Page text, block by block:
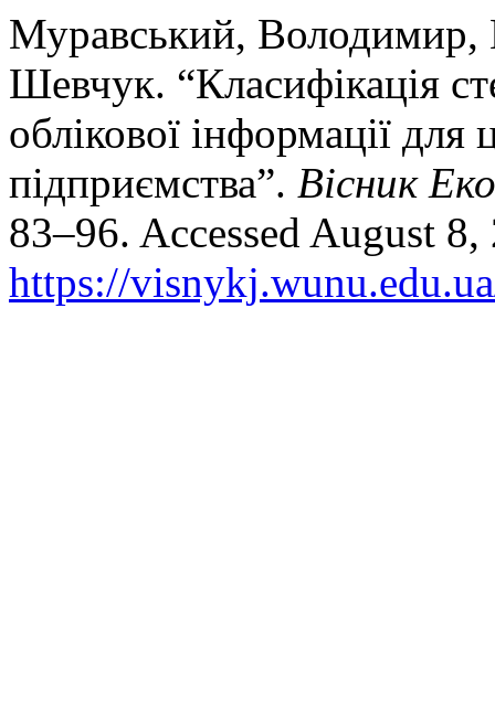
Муравський, Володимир,
Шевчук. “Класифікація
облікової інформації для
підприємства”. Вісник
83–96. Accessed August 8,
https://